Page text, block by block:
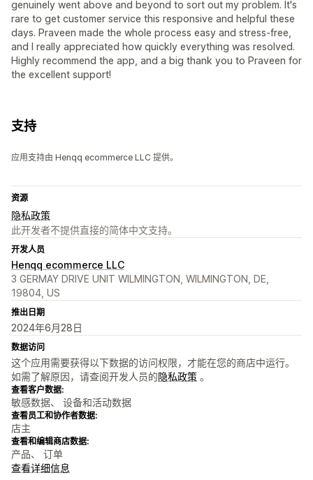
genuinely went above and beyond to sort out my problem. It's
rare to get customer service this responsive and helpful these
days. Praveen made the whole process easy and stress-free,
and I really appreciated how quickly everything was resolved.
Highly recommend the app, and a big thank you to Praveen for
the excellent support!
支持
应用支持由 Henqq ecommerce LLC 提供。
资源
隐私政策
此开发者不提供直接的简体中文支持。
开发人员
Henqq ecommerce LLC
3 GERMAY DRIVE UNIT WILMINGTON, WILMINGTON, DE,
19804, US
推出日期
2024年6月28日
数据访问
这个应用需要获得以下数据的访问权限，才能在您的商店中运行。
如需了解原因，请查阅开发人员的隐私政策 。
查看客户数据:
敏感数据、 设备和活动数据
查看员工和协作者数据:
店主
查看和编辑商店数据:
产品、 订单
查看详细信息